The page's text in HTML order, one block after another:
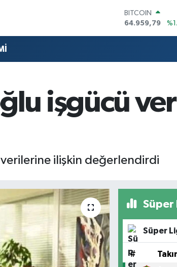
64.959,79
DOLAR
STERLİN
6660.55
BİST100
13.779
%-14
işgücü
verilerine ilişkin değerlendirdi
Süper
Süper
#